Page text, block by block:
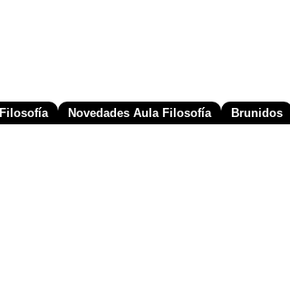
Novedades Aula Filosofía Brunidos